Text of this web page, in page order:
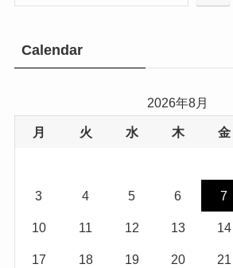
Calendar
2026年8月
月 火 水 木 金
3 4 5 6 7
10 11 12 13 14
17 18 19 20 21